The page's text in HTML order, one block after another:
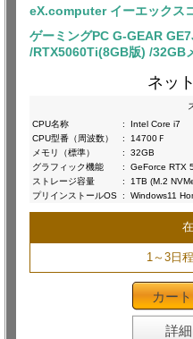
eX.computer イーエックス
ゲーミングPC G-GEAR
/RTX5060Ti(8GB版) /32GB
ネッ
CPU名称
:
Intel Core i7
CPU型番（周波数）
:
14700Ｆ
メモリ（標準）
:
32GB
グラフィック機能
:
GeForce RTX
ストレージ容量
:
1TB (M.2
プリインストールOS : Windows11
1～3日
カー
詳